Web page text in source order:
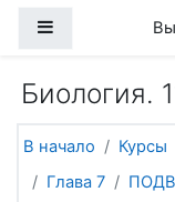
Боковая панель
Биология.
В начало Курсы
Глава 7